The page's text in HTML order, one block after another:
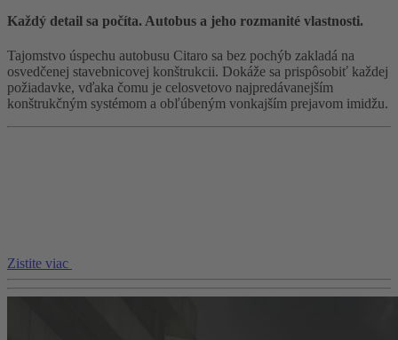
Každý detail sa počíta. Autobus a jeho rozmanité vlastnosti.
Tajomstvo úspechu autobusu Citaro sa bez pochýb zakladá na
osvedčenej stavebnicovej konštrukcii. Dokáže sa prispôsobiť každej
požiadavke, vďaka čomu je celosvetovo najpredávanejším
konštrukčným systémom a obľúbeným vonkajším prejavom imidžu.
Zistite viac